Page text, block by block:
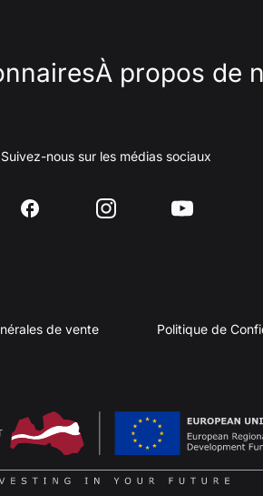
À propos de
Suivez-nous sur les médias sociaux
de vente Politique de